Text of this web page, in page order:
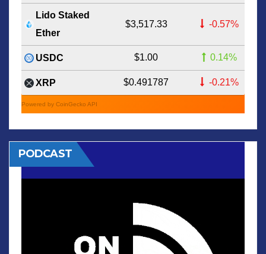
Lido Staked
Ether
$3,517.33 -0.57%
USDC $1.00 0.14%
XRP $0.491787 -0.21%
Powered by CoinGecko API
PODCAST